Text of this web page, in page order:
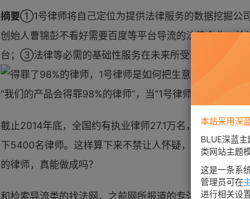
摘要①1号律师将自己定位为提供法律服务的数据挖掘
创始人曹锦彭不看好需要百度等平台导流的法律企业，并
台；③法律等必需的基础性服务在未来所受到的重视程度
“我们的产品会得罪98%的律师”，当“1号律师”创始人曹锦
截止2014年底，全国约有执业律师27.1万名，按照曹锦
下5400名律师。这样算下来不禁让人怀疑，一个专注于
的律师，真能做成吗？
和检索导流类的找法网，之前网所报道的专注于知识产权
本站采用深
BLUE深蓝
类网站主题
这是一条系
管理员可在
进行相关设